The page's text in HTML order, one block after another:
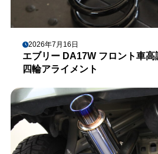
2026年7月16日
エブリー DA17W フロント車高
四輪アライメント